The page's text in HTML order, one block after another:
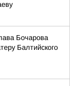
Бочарова
Балтийского